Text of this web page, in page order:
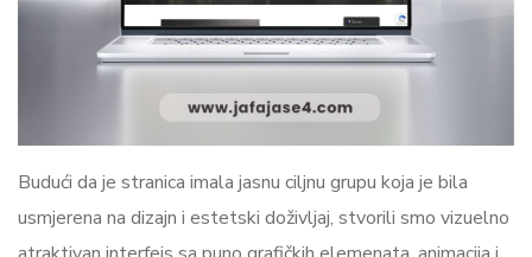
Budući da je stranica imala jasnu ciljnu grupu koja je bila
usmjerena na dizajn i estetski doživljaj, stvorili smo vizuelno